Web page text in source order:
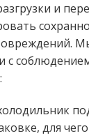
и
с
для